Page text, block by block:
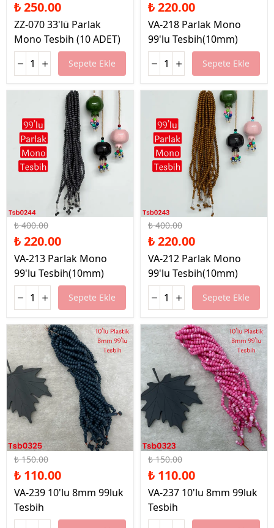
₺ 250.00
ZZ-070 33'lü Parlak
Mono Tesbih (10 ADET)
Sepete Ekle
₺ 220.00
VA-218 Parlak Mono
99'lu Tesbih(10mm)
Sepete Ekle
%45 İndirim
₺ 400.00
₺ 220.00
VA-213 Parlak Mono
99'lu Tesbih(10mm)
Sepete Ekle
%45 İndirim
₺ 400.00
₺ 220.00
VA-212 Parlak Mono
99'lu Tesbih(10mm)
Sepete Ekle
%27 İndirim
₺ 150.00
₺ 110.00
VA-239 10'lu 8mm 99luk
Tesbih
%27 İndirim
₺ 150.00
₺ 110.00
VA-237 10'lu 8mm 99luk
Tesbih